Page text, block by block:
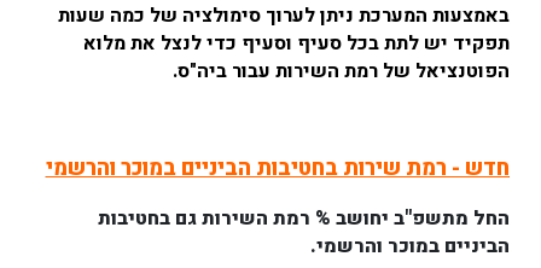
באמצעות המערכת ניתן לערוך סימולציה של כמה שעות
תפקיד יש לתת בכל סעיף וסעיף כדי לנצל את מלוא
הפוטנציאל של רמת השירות עבור ביה"ס.
חדש - רמת שירות בחטיבות הביניים במוכר והרשמי
החל מתשפ"ב יחושב % רמת השירות גם בחטיבות
הביניים במוכר והרשמי.